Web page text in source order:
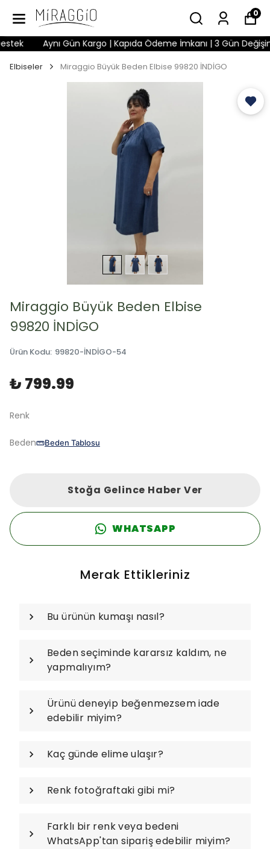
0
Aynı Gün Kargo | Kapıda Ödeme İmkanı | 3 Gün Değişim
Elbiseler Miraggio Büyük Beden Elbise 99820 İNDİGO
Miraggio Büyük Beden Elbise
99820 İNDİGO
Ürün Kodu: 99820-İNDİGO-54
₺ 799.99
Renk
Beden Beden Tablosu
Stoğa Gelince Haber Ver
WHATSAPP
Merak Ettikleriniz
Bu ürünün kumaşı nasıl?
Beden seçiminde kararsız kaldım, ne
yapmalıyım?
Ürünü deneyip beğenmezsem iade
edebilir miyim?
Kaç günde elime ulaşır?
Renk fotoğraftaki gibi mi?
Farklı bir renk veya bedeni
WhatsApp'tan sipariş edebilir miyim?